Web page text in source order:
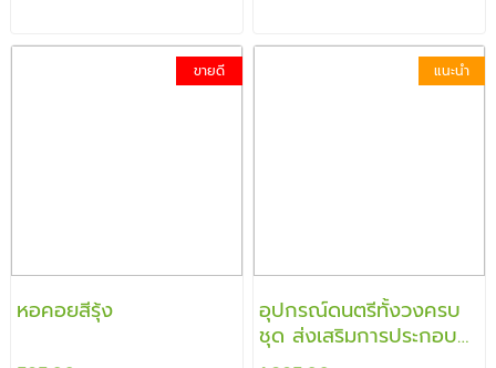
ขายดี
หอคอยสีรุ้ง
แนะนำ
อุปกรณ์ดนตรีทั้งวงครบ
ชุด ส่งเสริมการประกอบ
จังหวะสนใจในสิ่งรอบข้าง